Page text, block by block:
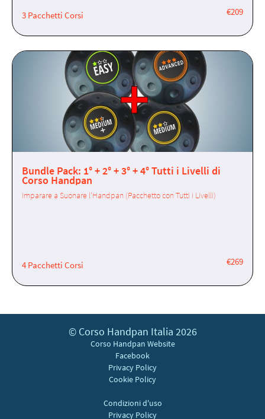
3 Pacchetti Corsi €209
Bundle Pack: 1° + 2° + 3° + 4° Tutti i Livelli di
Corso Handpan
Imparare a Suonare l'Handpan (Pacchetto con Tutti i Livelli)
4 Pacchetti Corsi €269
© Corso Handpan Italia 2026
Corso Handpan Website
Facebook
Privacy Policy
Cookie Policy
Condizioni d'uso
Privacy Policy